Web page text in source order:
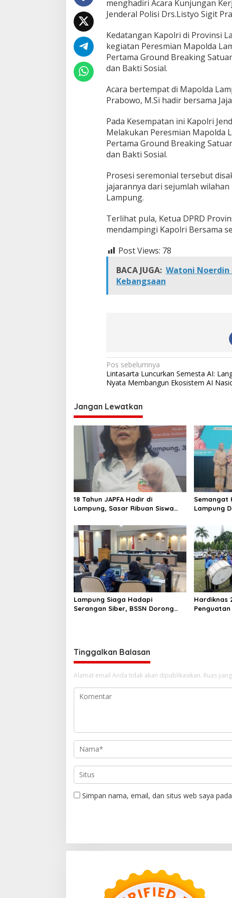
menghadiri Acara Kunjungan
Jenderal Polisi Drs.Listyo Sigit
Kedatangan Kapolri di Provinsi
kegiatan Peresmian Mapolda
Pertama Ground Breaking
dan Bakti Sosial.
Acara bertempat di Mapolda
Prabowo, M.Si hadir bersama
Pada Kesempatan ini Kapolri
Melakukan Peresmian Mapolda
Pertama Ground Breaking
dan Bakti Sosial.
Prosesi seremonial tersebut
jajarannya dari sejumlah
Lampung.
Terlihat pula, Ketua DPRD
mendampingi Kapolri Bersama
Post Views: 78
BACA JUGA: Watoni Noerdin
Kebangsaan
N
a
i
g
a
i
o
s
Pos sebelumnya
Lintasarta Luncurkan Semesta AI:
Nyata Membangun Ekosistem AI
Jangan Lewatkan
18 Tahun JAPFA Hadir di
Lampung, Sasar Ribuan Siswa
Semangat
Lampung
Lampung Siaga Hadapi
Serangan Siber, BSSN Dorong
Hardiknas
Tinggalkan Balasan
Alamat email Anda tidak akan dipublikasikan. Ruas
Simpan nama, email, dan situs web saya